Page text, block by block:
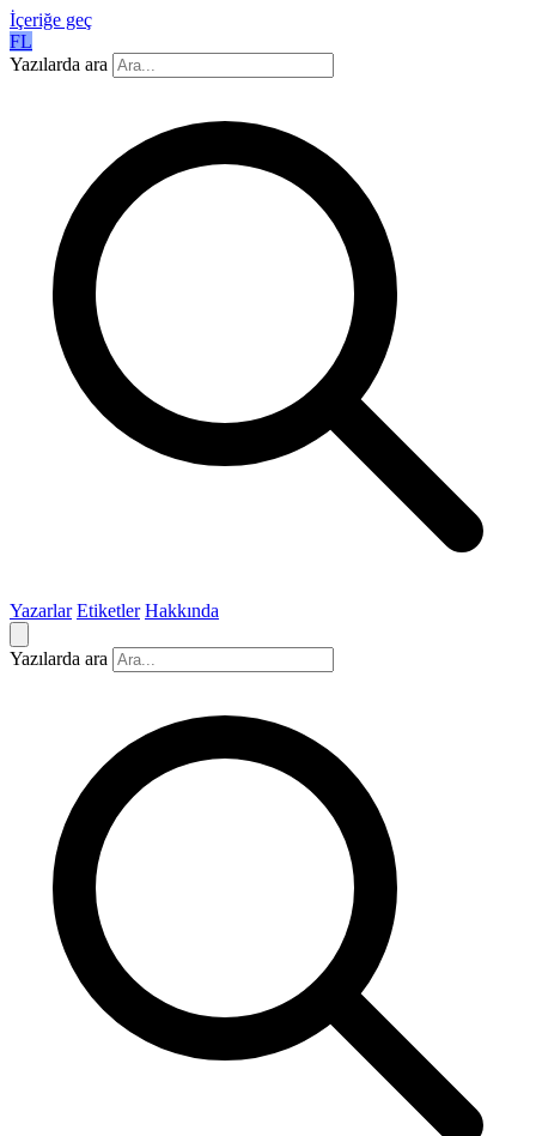
İçeriğe geç
FL
Yazılarda ara
Yazarlar Etiketler Hakkında
Yazılarda ara